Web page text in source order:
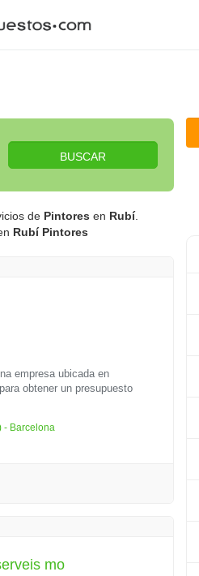
BUSCAR
de Pintores en Rubí.
Rubí Pintores
empresa ubicada en
obtener un presupuesto
- Barcelona
mo